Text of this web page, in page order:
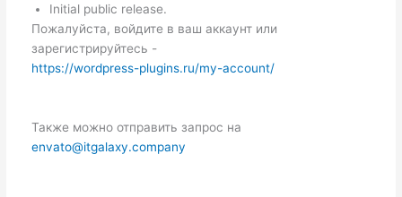
Initial public release.
Пожалуйста, войдите в ваш аккаунт или
зарегистрируйтесь -
https://wordpress-plugins.ru/my-account/
Также можно отправить запрос на
envato@itgalaxy.company